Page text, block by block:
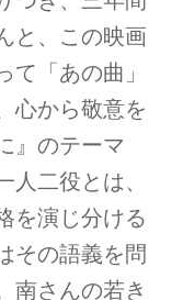
と、この映画
「あの曲」
心から敬意を
』のテーマ
人二役とは、
を演じ分ける
その語義を問
南さんの若き